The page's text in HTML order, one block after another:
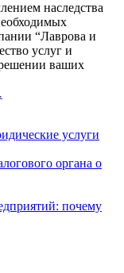
наследства
“Лаврова и
услуг и
решении ваших
услуги
органа о
почему